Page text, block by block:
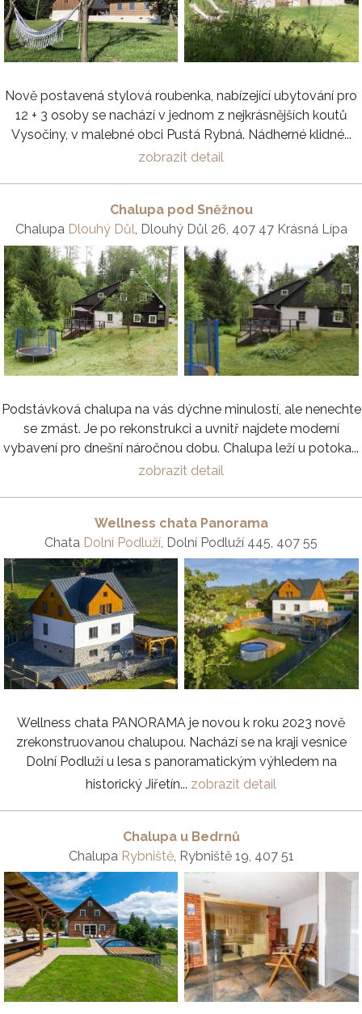
Nově postavená stylová roubenka, nabízející ubytování pro
12 + 3 osoby se nachází v jednom z nejkrásnějších koutů
Vysočiny, v malebné obci Pustá Rybná. Nádherné klidné...
zobrazit detail
Chalupa pod Sněžnou
Chalupa Dlouhý Důl, Dlouhý Důl 26, 407 47 Krásná Lípa
Podstávková chalupa na vás dýchne minulostí, ale nenechte
se zmást. Je po rekonstrukci a uvnitř najdete moderní
vybavení pro dnešní náročnou dobu. Chalupa leží u potoka...
zobrazit detail
Wellness chata Panorama
Chata Dolní Podluží, Dolní Podluží 445, 407 55
Wellness chata PANORAMA je novou k roku 2023 nově
zrekonstruovanou chalupou. Nachází se na kraji vesnice
Dolní Podluží u lesa s panoramatickým výhledem na
historický Jiřetín... zobrazit detail
Chalupa u Bedrnů
Chalupa Rybniště, Rybniště 19, 407 51